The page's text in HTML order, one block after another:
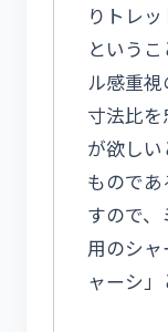
りトレ
という
ル感重
寸法比
が欲し
もので
すので、
用のシ
ャーシ」